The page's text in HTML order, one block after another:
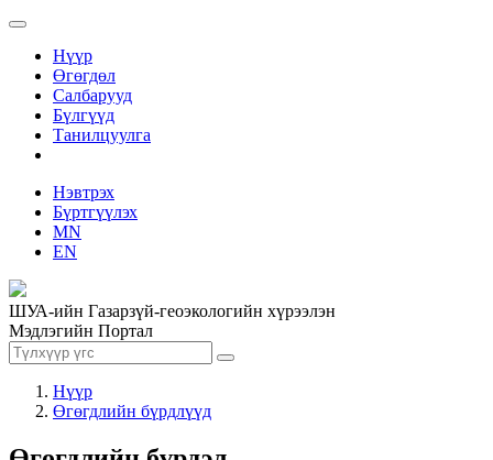
Нүүр
Өгөгдөл
Салбарууд
Бүлгүүд
Танилцуулга
Нэвтрэх
Бүртгүүлэх
MN
EN
ШУА-ийн Газарзүй-геоэкологийн хүрээлэн
Мэдлэгийн Портал
Нүүр
Өгөгдлийн бүрдлүүд